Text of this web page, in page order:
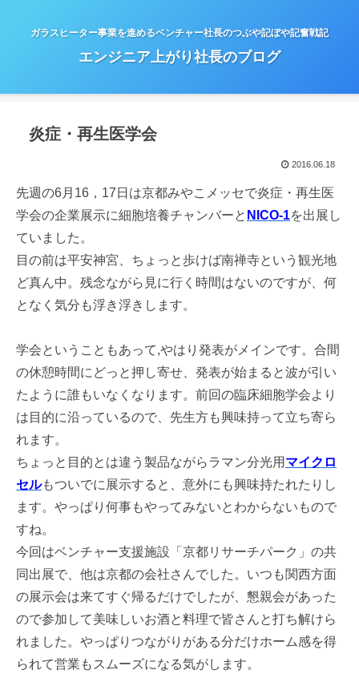
ガラスヒーター事業を進めるベンチャー社長のつぶや記ぼや記奮戦記
エンジニア上がり社長のブログ
炎症・再生医学会
2016.06.18
先週の6月16，17日は京都みやこメッセで炎症・再生医
学会の企業展示に細胞培養チャンバーと NICO-1を出展し
ていました。
目の前は平安神宮、ちょっと歩けば南禅寺という観光地
ど真ん中。残念ながら見に行く時間はないのですが、何
となく気分も浮き浮きします。
学会ということもあって,やはり発表がメインです。合間
の休憩時間にどっと押し寄せ、発表が始まると波が引い
たように誰もいなくなります。前回の臨床細胞学会より
は目的に沿っているので、先生方も興味持って立ち寄ら
れます。
ちょっと目的とは違う製品ながらラマン分光用 マイクロ
セルもついでに展示すると、意外にも興味持たれたりし
ます。やっぱり何事もやってみないとわからないもので
すね。
今回はベンチャー支援施設「京都リサーチパーク」の共
同出展で、他は京都の会社さんでした。いつも関西方面
の展示会は来てすぐ帰るだけでしたが、懇親会があった
ので参加して美味しいお酒と料理で皆さんと打ち解けら
れました。やっぱりつながりがある分だけホーム感を得
られて営業もスムーズになる気がします。